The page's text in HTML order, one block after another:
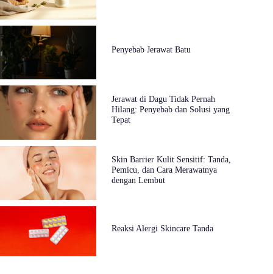
Penyebab Jerawat Batu
Jerawat di Dagu Tidak Pernah
Hilang: Penyebab dan Solusi yang
Tepat
Skin Barrier Kulit Sensitif: Tanda,
Pemicu, dan Cara Merawatnya
dengan Lembut
Reaksi Alergi Skincare Tanda